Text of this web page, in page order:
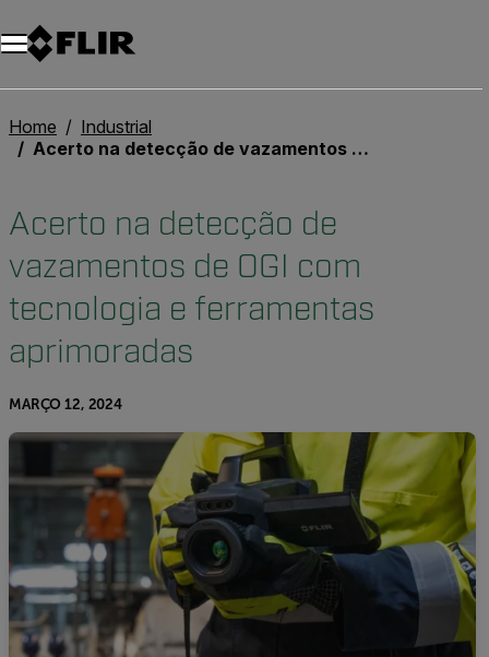
Home
Industrial
Acerto na detecção de vazamentos de OGI com tecnologia e ferramentas aprimoradas
Acerto na detecção de
vazamentos de OGI com
tecnologia e ferramentas
aprimoradas
MARÇO 12, 2024